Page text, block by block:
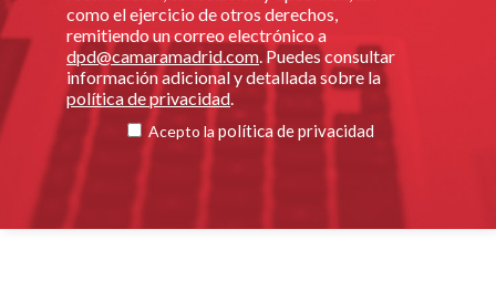
como el ejercicio de otros derechos,
remitiendo un correo electrónico a
dpd@camaramadrid.com. Puedes consultar
información adicional y detallada sobre la
política de privacidad.
Acepto la política de privacidad